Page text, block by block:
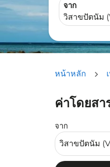
จาก
หน้าหลัก
ค่าโดยส
จาก
ลองอัปเดตเส้